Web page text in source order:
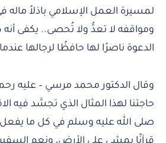
لمسيرة العمل الإسلامي باذلاً ماله
ومواقفه لا تعدُّ ولا تُحصى.. يكفى أنه
الدعوة ناصرًا لها حافظًا لرجالها
وقال الدكتور محمد مرسي – عليه
حاجتنا لهذا المثال الذي تجسَّد فيه
صلى الله عليه وسلم في كل ما